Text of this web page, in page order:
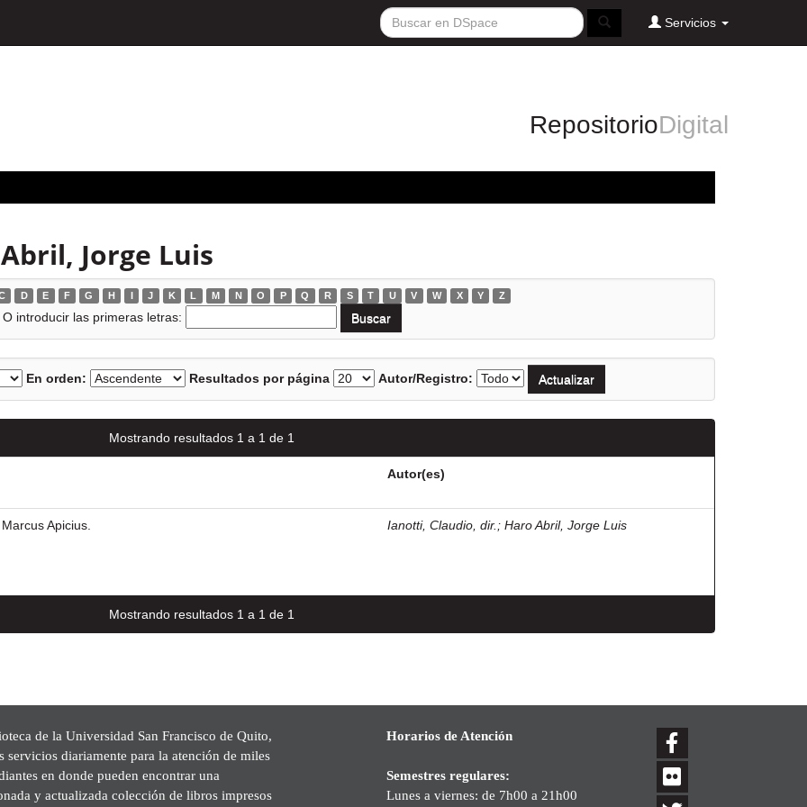
Servicios
RepositorioDigital
Jorge Luis
D E F G H I J K L M N O P Q R S T U V W X Y Z
O introducir las primeras letras:
En orden: Resultados por página Autor/Registro:
Mostrando resultados 1 a 1 de 1
Autor(es)
Apicius. Ianotti, Claudio, dir. ; Haro Abril, Jorge Luis
Mostrando resultados 1 a 1 de 1
de la Universidad San Francisco de Quito,
servicios diariamente para la atención de miles
en donde pueden encontrar una
y actualizada colección de libros impresos
Horarios de Atención
Semestres regulares:
Lunes a viernes: de 7h00 a 21h00